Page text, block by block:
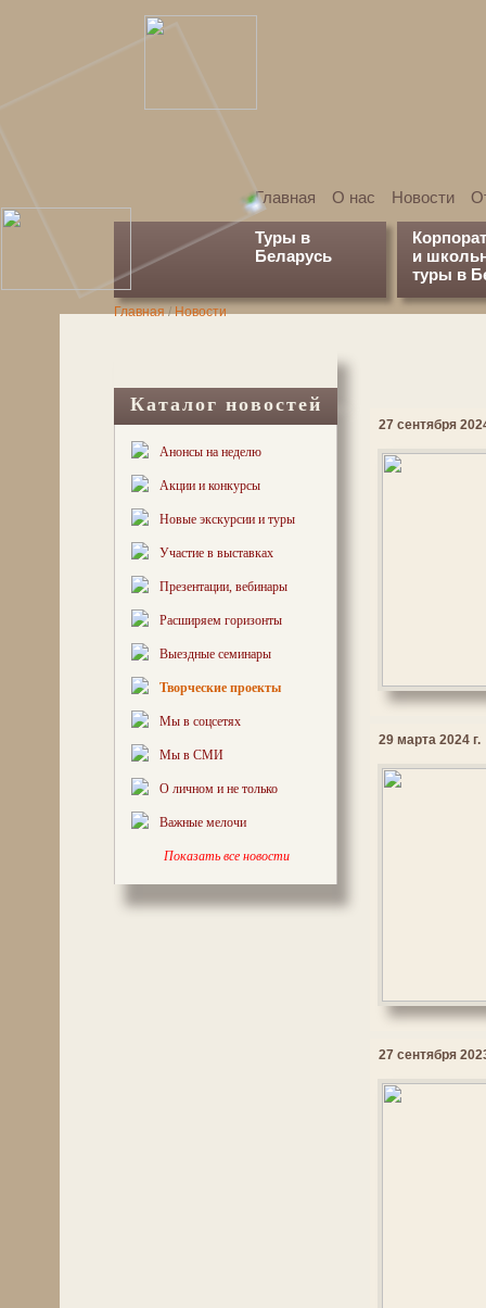
Главная О нас Новости
Туры в
Беларусь
и
туры в
Главная/Новости
Каталог новостей
Анонсы на неделю
Акции и конкурсы
Новые экскурсии и туры
Участие в выставках
Презентации, вебинары
Расширяем горизонты
Выездные семинары
Творческие проекты
Мы в соцсетях
Мы в СМИ
О личном и не только
Важные мелочи
Показать все новости
27 сентября
29 марта 2024 г.
27 сентября